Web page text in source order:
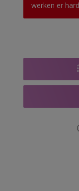
werken er